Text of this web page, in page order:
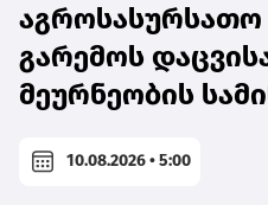
გარემოს
მეურნეობის
10.08.2026 • 5:00